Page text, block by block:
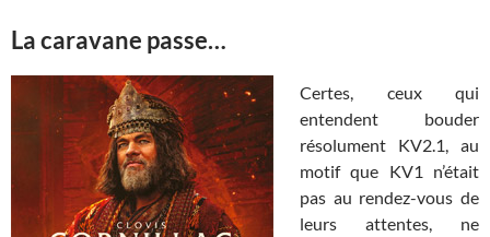
La caravane passe…
Certes, ceux qui
entendent bouder
résolument KV2.1, au
motif que KV1 n’était
pas au rendez-vous de
leurs attentes, ne